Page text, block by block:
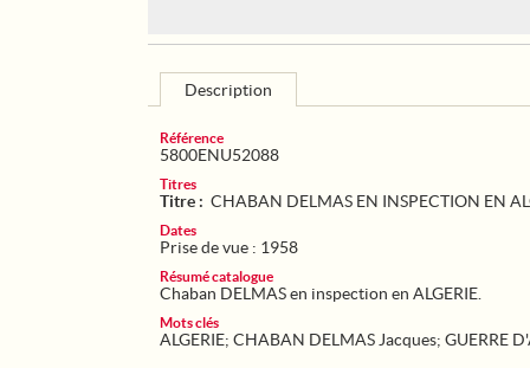
Description
Référence
5800ENU52088
Titres
Titre : CHABAN DELMAS EN INSPECTION EN
Dates
Prise de vue : 1958
Résumé catalogue
Chaban DELMAS en inspection en ALGERIE.
Mots clés
ALGERIE; CHABAN DELMAS Jacques; GUERRE